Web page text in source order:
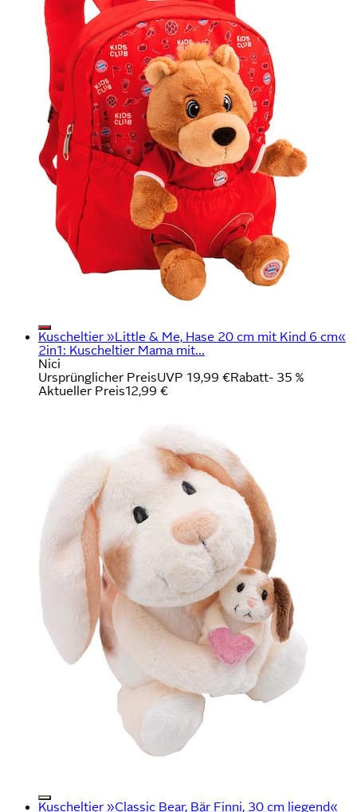
Kuscheltier »Little & Me, Hase 20 cm mit Kind 6 cm«
2in1: Kuscheltier Mama mit...
Nici
Ursprünglicher PreisUVP 19,99 €Rabatt- 35 %
Aktueller Preis12,99 €
Kuscheltier »Classic Bear, Bär Finni, 30 cm liegend«